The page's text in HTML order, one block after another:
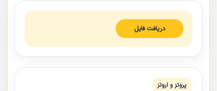
دریافت فایل
پروتز و اروتز